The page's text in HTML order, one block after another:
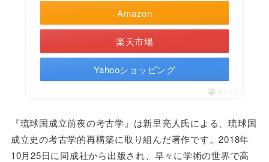
Amazon
楽天市場
Yahooショッピング
ポチップ
『琉球国成立前夜の考古学』は新里亮人氏による、琉球国
成立史の考古学的再構築に取り組んだ著作です。2018年
10月25日に同成社から出版され、早々に学術の世界で高